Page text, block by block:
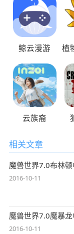
鲸云漫游 植
云族裔
相关文章
魔兽世界7.0布林
2016-10-11
魔兽世界7.0魔暴
2016-10-11